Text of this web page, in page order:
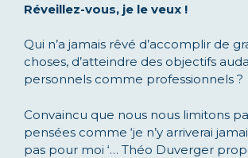
Réveillez-vous, je le veux !
Qui n’a jamais rêvé d’accomplir de
choses, d’atteindre des objectifs
personnels comme professionnels ?
Convaincu que nous nous limitons
pensées comme ‘je n’y arriverai
pas pour moi ‘… Théo Duverger